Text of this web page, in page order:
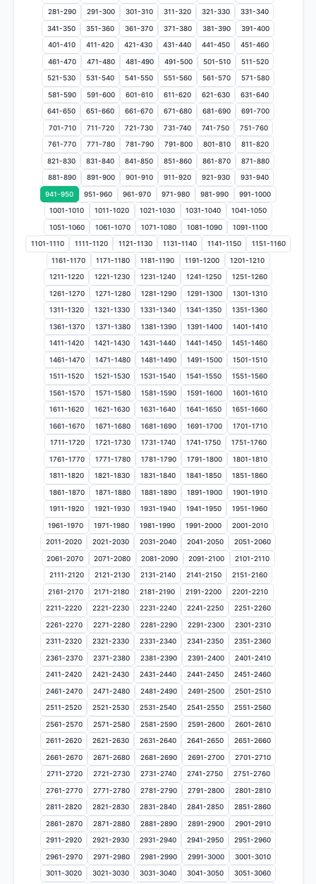
281-290 291-300 301-310 311-320 321-330 331-340
341-350 351-360 361-370 371-380 381-390 391-400
401-410 411-420 421-430 431-440 441-450 451-460
461-470 471-480 481-490 491-500 501-510 511-520
521-530 531-540 541-550 551-560 561-570 571-580
581-590 591-600 601-610 611-620 621-630 631-640
641-650 651-660 661-670 671-680 681-690 691-700
701-710 711-720 721-730 731-740 741-750 751-760
761-770 771-780 781-790 791-800 801-810 811-820
821-830 831-840 841-850 851-860 861-870 871-880
881-890 891-900 901-910 911-920 921-930 931-940
941-950 951-960 961-970 971-980 981-990 991-1000
1001-1010 1011-1020 1021-1030 1031-1040 1041-1050
1051-1060 1061-1070 1071-1080 1081-1090 1091-1100
1101-1110 1111-1120 1121-1130 1131-1140 1141-1150 1151-1160
1161-1170 1171-1180 1181-1190 1191-1200 1201-1210
1211-1220 1221-1230 1231-1240 1241-1250 1251-1260
1261-1270 1271-1280 1281-1290 1291-1300 1301-1310
1311-1320 1321-1330 1331-1340 1341-1350 1351-1360
1361-1370 1371-1380 1381-1390 1391-1400 1401-1410
1411-1420 1421-1430 1431-1440 1441-1450 1451-1460
1461-1470 1471-1480 1481-1490 1491-1500 1501-1510
1511-1520 1521-1530 1531-1540 1541-1550 1551-1560
1561-1570 1571-1580 1581-1590 1591-1600 1601-1610
1611-1620 1621-1630 1631-1640 1641-1650 1651-1660
1661-1670 1671-1680 1681-1690 1691-1700 1701-1710
1711-1720 1721-1730 1731-1740 1741-1750 1751-1760
1761-1770 1771-1780 1781-1790 1791-1800 1801-1810
1811-1820 1821-1830 1831-1840 1841-1850 1851-1860
1861-1870 1871-1880 1881-1890 1891-1900 1901-1910
1911-1920 1921-1930 1931-1940 1941-1950 1951-1960
1961-1970 1971-1980 1981-1990 1991-2000 2001-2010
2011-2020 2021-2030 2031-2040 2041-2050 2051-2060
2061-2070 2071-2080 2081-2090 2091-2100 2101-2110
2111-2120 2121-2130 2131-2140 2141-2150 2151-2160
2161-2170 2171-2180 2181-2190 2191-2200 2201-2210
2211-2220 2221-2230 2231-2240 2241-2250 2251-2260
2261-2270 2271-2280 2281-2290 2291-2300 2301-2310
2311-2320 2321-2330 2331-2340 2341-2350 2351-2360
2361-2370 2371-2380 2381-2390 2391-2400 2401-2410
2411-2420 2421-2430 2431-2440 2441-2450 2451-2460
2461-2470 2471-2480 2481-2490 2491-2500 2501-2510
2511-2520 2521-2530 2531-2540 2541-2550 2551-2560
2561-2570 2571-2580 2581-2590 2591-2600 2601-2610
2611-2620 2621-2630 2631-2640 2641-2650 2651-2660
2661-2670 2671-2680 2681-2690 2691-2700 2701-2710
2711-2720 2721-2730 2731-2740 2741-2750 2751-2760
2761-2770 2771-2780 2781-2790 2791-2800 2801-2810
2811-2820 2821-2830 2831-2840 2841-2850 2851-2860
2861-2870 2871-2880 2881-2890 2891-2900 2901-2910
2911-2920 2921-2930 2931-2940 2941-2950 2951-2960
2961-2970 2971-2980 2981-2990 2991-3000 3001-3010
3011-3020 3021-3030 3031-3040 3041-3050 3051-3060